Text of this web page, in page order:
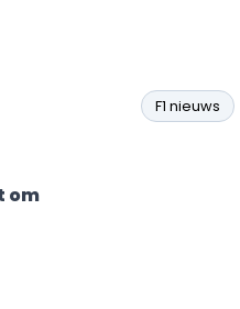
F1 nieuws
om